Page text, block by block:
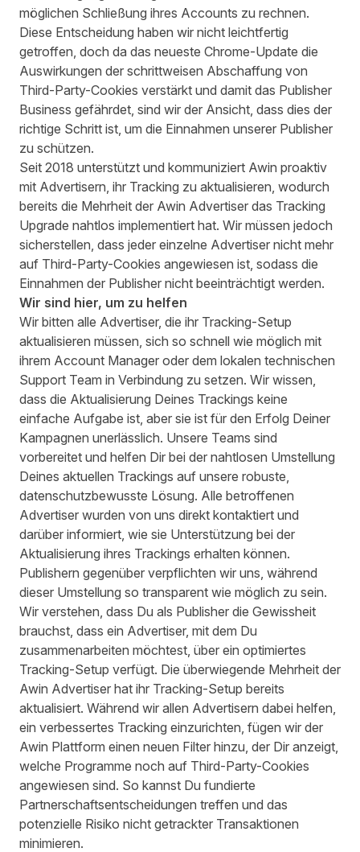
möglichen Schließung ihres Accounts zu rechnen.
Diese Entscheidung haben wir nicht leichtfertig
getroffen, doch da das neueste Chrome-Update die
Auswirkungen der schrittweisen Abschaffung von
Third-Party-Cookies verstärkt und damit das Publisher
Business gefährdet, sind wir der Ansicht, dass dies der
richtige Schritt ist, um die Einnahmen unserer Publisher
zu schützen.
Seit 2018 unterstützt und kommuniziert Awin proaktiv
mit Advertisern, ihr Tracking zu aktualisieren, wodurch
bereits die Mehrheit der Awin Advertiser das Tracking
Upgrade nahtlos implementiert hat. Wir müssen jedoch
sicherstellen, dass jeder einzelne Advertiser nicht mehr
auf Third-Party-Cookies angewiesen ist, sodass die
Einnahmen der Publisher nicht beeinträchtigt werden.
Wir sind hier, um zu helfen
Wir bitten alle Advertiser, die ihr Tracking-Setup
aktualisieren müssen, sich so schnell wie möglich mit
ihrem Account Manager oder dem lokalen technischen
Support Team in Verbindung zu setzen. Wir wissen,
dass die Aktualisierung Deines Trackings keine
einfache Aufgabe ist, aber sie ist für den Erfolg Deiner
Kampagnen unerlässlich. Unsere Teams sind
vorbereitet und helfen Dir bei der nahtlosen Umstellung
Deines aktuellen Trackings auf unsere robuste,
datenschutzbewusste Lösung. Alle betroffenen
Advertiser wurden von uns direkt kontaktiert und
darüber informiert, wie sie Unterstützung bei der
Aktualisierung ihres Trackings erhalten können.
Publishern gegenüber verpflichten wir uns, während
dieser Umstellung so transparent wie möglich zu sein.
Wir verstehen, dass Du als Publisher die Gewissheit
brauchst, dass ein Advertiser, mit dem Du
zusammenarbeiten möchtest, über ein optimiertes
Tracking-Setup verfügt. Die überwiegende Mehrheit der
Awin Advertiser hat ihr Tracking-Setup bereits
aktualisiert. Während wir allen Advertisern dabei helfen,
ein verbessertes Tracking einzurichten, fügen wir der
Awin Plattform einen neuen Filter hinzu, der Dir anzeigt,
welche Programme noch auf Third-Party-Cookies
angewiesen sind. So kannst Du fundierte
Partnerschaftsentscheidungen treffen und das
potenzielle Risiko nicht getrackter Transaktionen
minimieren.